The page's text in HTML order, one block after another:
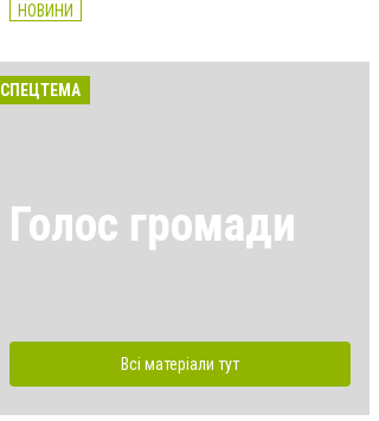
НОВИНИ
СПЕЦТЕМА
Голос громади
Всі матеріали тут